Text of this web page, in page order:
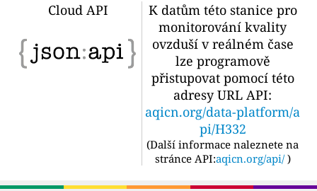
Cloud API
K datům této stanice pro
monitorování kvality
ovzduší v reálném čase
lze programově
přistupovat pomocí této
adresy URL API:
aqicn.org/data-platform/a
pi/H332
(Další informace naleznete na
stránce API:aqicn.org/api/ )